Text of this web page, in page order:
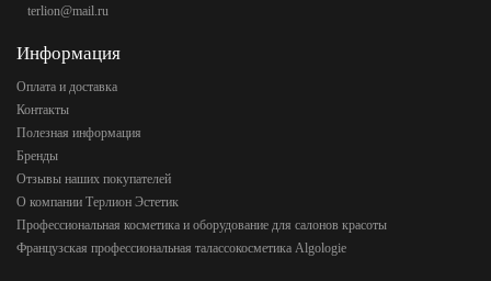
terlion@mail.ru
Информация
Оплата и доставка
Контакты
Полезная информация
Бренды
Отзывы наших покупателей
О компании Терлион Эстетик
Профессиональная косметика и оборудование для салонов красоты
Французская профессиональная талассокосметика Algologie